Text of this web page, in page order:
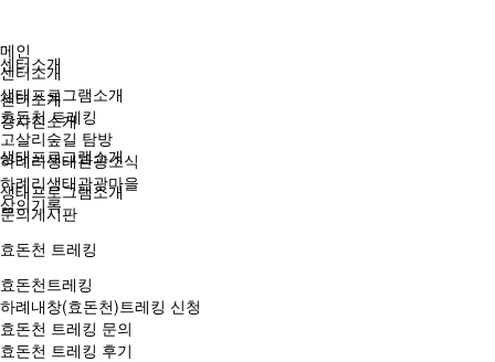
센터소개
센터소개
강사진소개
생태프로그램소개
생태프로그램소개
문의게시판
효돈천 트레킹
효돈천트레킹
하례내창(효돈천)트레킹 신청
효돈천 트레킹 문의
효돈천 트레킹 후기
메인
센터소개
생태프로그램소개
효돈천 트레킹
고살리숲길 탐방
하례리생태관광소식
하례리생태관광마을
삶의기록